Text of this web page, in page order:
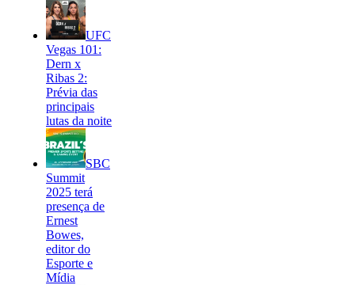
UFC
Vegas 101:
Dern x
Ribas 2:
Prévia das
principais
lutas da noite
SBC
Summit
2025 terá
presença de
Ernest
Bowes,
editor do
Esporte e
Mídia